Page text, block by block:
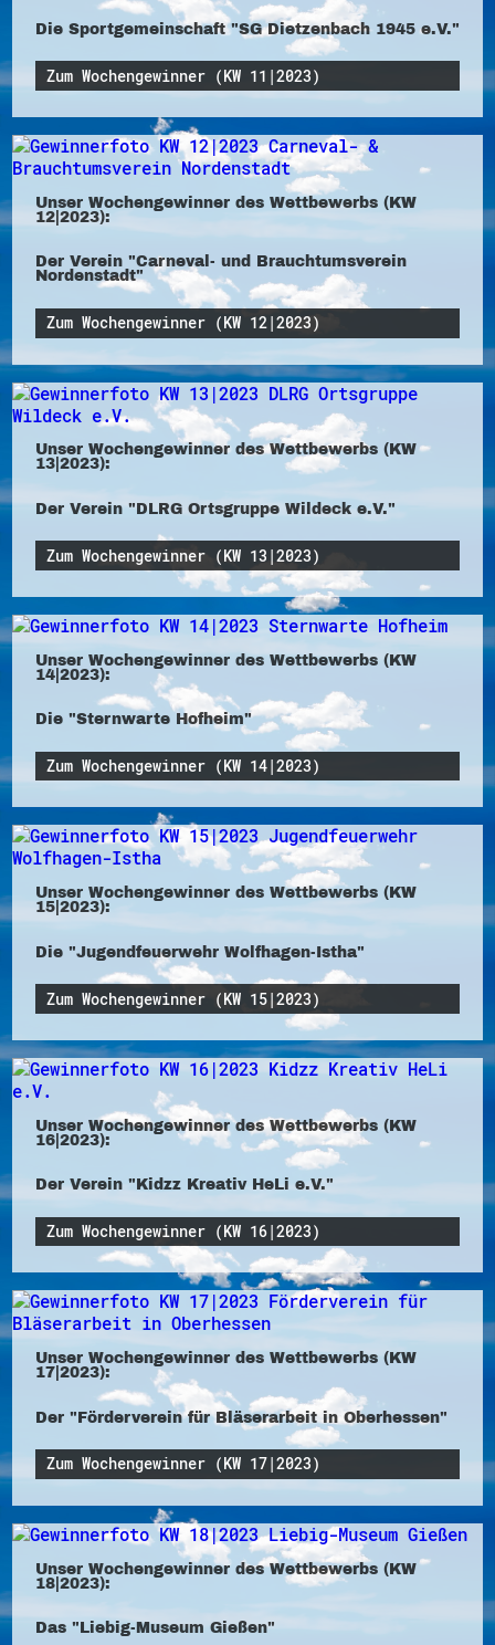
Die Sportgemeinschaft "SG Dietzenbach 1945 e.V."
Zum Wochengewinner (KW 11|2023)
Unser Wochengewinner des Wettbewerbs (KW
12|2023):
Der Verein "Carneval- und Brauchtumsverein
Nordenstadt"
Zum Wochengewinner (KW 12|2023)
Unser Wochengewinner des Wettbewerbs (KW
13|2023):
Der Verein "DLRG Ortsgruppe Wildeck e.V."
Zum Wochengewinner (KW 13|2023)
Unser Wochengewinner des Wettbewerbs (KW
14|2023):
Die "Sternwarte Hofheim"
Zum Wochengewinner (KW 14|2023)
Unser Wochengewinner des Wettbewerbs (KW
15|2023):
Die "Jugendfeuerwehr Wolfhagen-Istha"
Zum Wochengewinner (KW 15|2023)
Unser Wochengewinner des Wettbewerbs (KW
16|2023):
Der Verein "Kidzz Kreativ HeLi e.V."
Zum Wochengewinner (KW 16|2023)
Unser Wochengewinner des Wettbewerbs (KW
17|2023):
Der "Förderverein für Bläserarbeit in Oberhessen"
Zum Wochengewinner (KW 17|2023)
Unser Wochengewinner des Wettbewerbs (KW
18|2023):
Das "Liebig-Museum Gießen"